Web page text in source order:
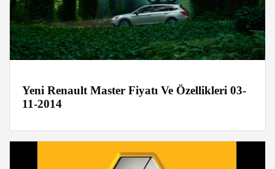
Yeni Renault Master Fiyatı Ve Özellikleri 03-
11-2014